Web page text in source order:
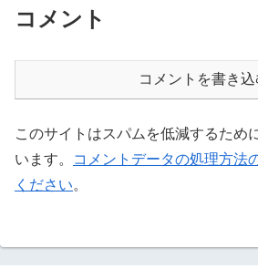
コメント
コメントを書き込
このサイトはスパムを低減するため
います。
コメントデータの処理方法
ください。